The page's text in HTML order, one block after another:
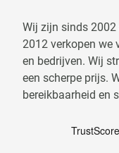
Wij zijn sinds
2012 verkopen we
en bedrijven. Wij
een scherpe prijs.
bereikbaarheid en